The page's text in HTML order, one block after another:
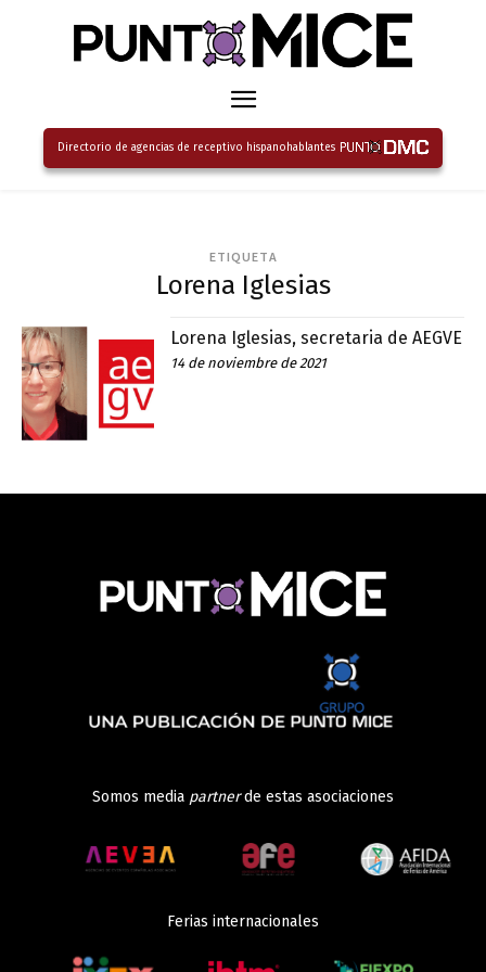
Directorio de agencias de receptivo hispanohablantes
ETIQUETA
Lorena Iglesias
Lorena Iglesias, secretaria de AEGVE
14 de noviembre de 2021
Somos media partnerde estas asociaciones
Ferias internacionales